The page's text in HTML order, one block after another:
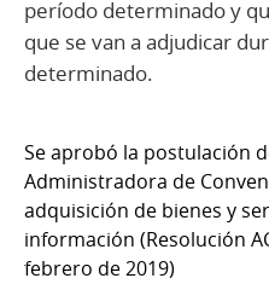
período determinado y
que se van a adjudicar
determinado.
Se aprobó la postulación
Administradora de
adquisición de bienes y
información (Resolución
febrero de 2019)